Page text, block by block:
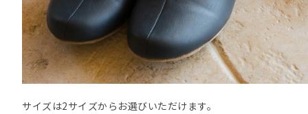
サイズは2サイズからお選びいただけます。